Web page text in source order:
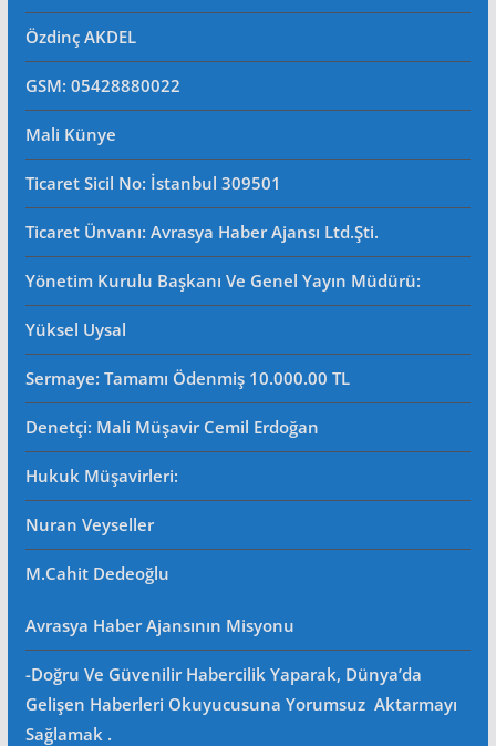
Özdinç AKDEL
GSM: 05428880022
Mali Künye
Ticaret Sicil No: İstanbul 309501
Ticaret Ünvanı: Avrasya Haber Ajansı Ltd.Şti.
Yönetim Kurulu Başkanı Ve Genel Yayın Müdürü:
Yüksel Uysal
Sermaye: Tamamı Ödenmiş 10.000.00 TL
Denetçi: Mali Müşavir Cemil Erdoğan
Hukuk Müşavirleri:
Nuran Veyseller
M.Cahit Dedeoğlu
Avrasya Haber Ajansının Misyonu
-Doğru Ve Güvenilir Habercilik Yaparak, Dünya’da
Gelişen Haberleri Okuyucusuna Yorumsuz Aktarmayı
Sağlamak .